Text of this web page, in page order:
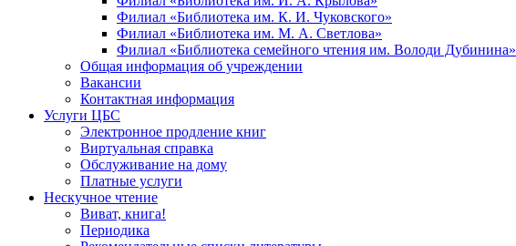
Филиал «Библиотека им. К. И. Чуковского»
Филиал «Библиотека им. М. А. Светлова»
Филиал «Библиотека семейного чтения им. Володи Дубинина»
Общая информация об учреждении
Вакансии
Контактная информация
Услуги ЦБС
Электронное продление книг
Виртуальная справка
Обслуживание на дому
Платные услуги
Нескучное чтение
Виват, книга!
Периодика